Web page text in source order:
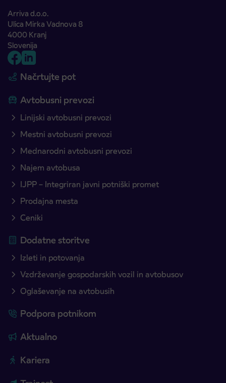
Arriva d.o.o.
Ulica Mirka Vadnova 8
4000 Kranj
Slovenija
Načrtujte pot
Avtobusni prevozi
Linijski avtobusni prevozi
Mestni avtobusni prevozi
Mednarodni avtobusni prevozi
Najem avtobusa
IJPP – Integriran javni potniški promet
Prodajna mesta
Ceniki
Dodatne storitve
Izleti in potovanja
Vzdrževanje gospodarskih vozil in avtobusov
Oglaševanje na avtobusih
Podpora potnikom
Aktualno
Kariera